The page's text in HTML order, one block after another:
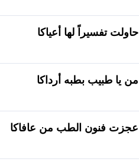
حاولت تفسيراً لها أعياكا
من يا طبيب بطبه أرداكا
عجزت فنون الطب من عافاكا